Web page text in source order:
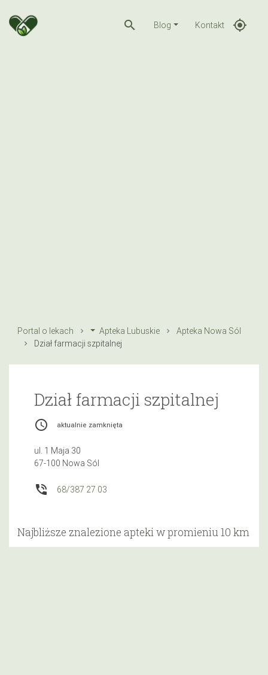
search Blog Kontakt gps_fixed
Portal o lekach Apteka Lubuskie
Apteka Nowa Sól
Dział farmacji szpitalnej
Dział farmacji szpitalnej
access_time aktualnie zamknięta
ul. 1 Maja 30
67-100 Nowa Sól
phone_in_talk 68/387 27 03
Najbliższe znalezione apteki w promieniu 10 km